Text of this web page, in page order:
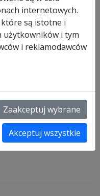
SPU40
09 – 2013-02-28
internetowych.
są istotne i
użytkowników i tym
i reklamodawców
Zaakceptuj wybrane
Akceptuj wszystkie